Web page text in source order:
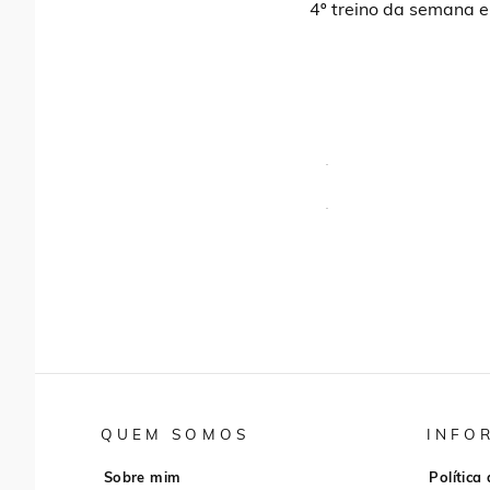
4º treino da semana
QUEM SOMOS
Sobre mim Política